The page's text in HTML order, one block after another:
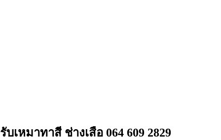
รับเหมาทาสี ช่างเสือ 064 609 2829